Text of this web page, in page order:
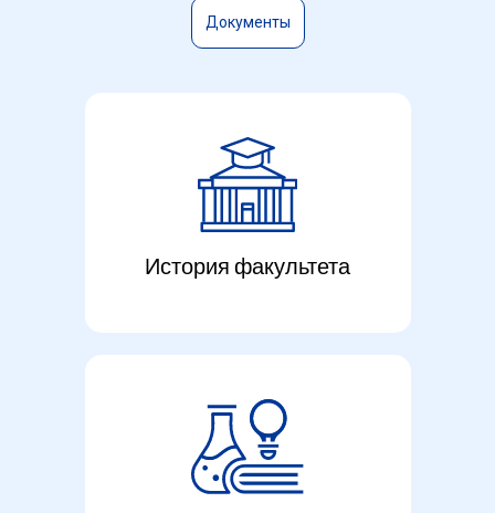
Документы
История факультета